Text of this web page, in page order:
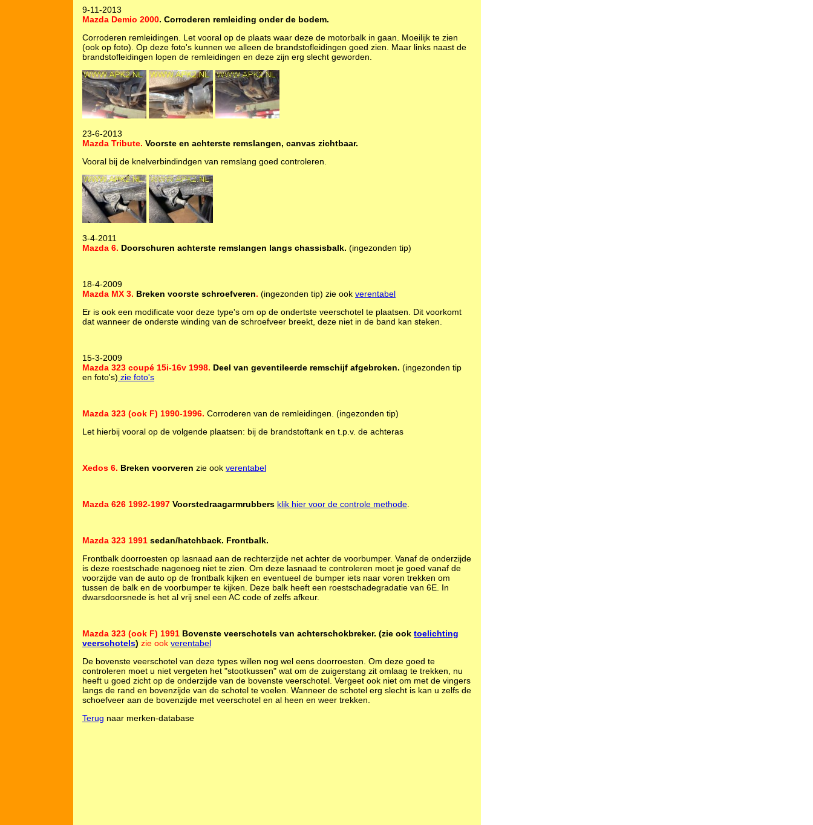
9-11-2013
Mazda Demio 2000. Corroderen remleiding onder de bodem.
Corroderen remleidingen. Let vooral op de plaats waar deze de motorbalk in gaan. Moeilijk te zien
(ook op foto). Op deze foto's kunnen we alleen de brandstofleidingen goed zien. Maar links naast de
brandstofleidingen lopen de remleidingen en deze zijn erg slecht geworden.
23-6-2013
Mazda Tribute. Voorste en achterste remslangen, canvas zichtbaar.
Vooral bij de knelverbindindgen van remslang goed controleren.
3-4-2011
Mazda 6. Doorschuren achterste remslangen langs chassisbalk. (ingezonden tip)
18-4-2009
Mazda MX 3. Breken voorste schroefveren. (ingezonden tip) zie ook verentabel
Er is ook een modificate voor deze type's om op de ondertste veerschotel te plaatsen. Dit voorkomt
dat wanneer de onderste winding van de schroefveer breekt, deze niet in de band kan steken.
15-3-2009
Mazda 323 coupé 15i-16v 1998. Deel van geventileerde remschijf afgebroken. (ingezonden tip
en foto's) zie foto's
Mazda 323 (ook F) 1990-1996. Corroderen van de remleidingen. (ingezonden tip)
Let hierbij vooral op de volgende plaatsen: bij de brandstoftank en t.p.v. de achteras
Xedos 6. Breken voorveren zie ook verentabel
Mazda 626 1992-1997 Voorstedraagarmrubbers klik hier voor de controle methode
Mazda 323 1991 sedan/hatchback. Frontbalk.
Frontbalk doorroesten op lasnaad aan de rechterzijde net achter de voorbumper. Vanaf de onderzijde
is deze roestschade nagenoeg niet te zien. Om deze lasnaad te controleren moet je goed vanaf de
voorzijde van de auto op de frontbalk kijken en eventueel de bumper iets naar voren trekken om
tussen de balk en de voorbumper te kijken. Deze balk heeft een roestschadegradatie van 6E. In
dwarsdoorsnede is het al vrij snel een AC code of zelfs afkeur.
Mazda 323 (ook F) 1991 Bovenste veerschotels van achterschokbreker. (zie ook toelichting
veerschotels) zie ook verentabel
De bovenste veerschotel van deze types willen nog wel eens doorroesten. Om deze goed te
controleren moet u niet vergeten het "stootkussen" wat om de zuigerstang zit omlaag te trekken, nu
heeft u goed zicht op de onderzijde van de bovenste veerschotel. Vergeet ook niet om met de vingers
langs de rand en bovenzijde van de schotel te voelen. Wanneer de schotel erg slecht is kan u zelfs de
schoefveer aan de bovenzijde met veerschotel en al heen en weer trekken.
Terug naar merken-database